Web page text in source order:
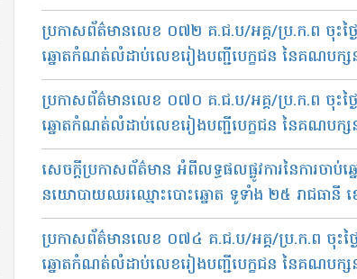
ប្រកាសព័ត៌មានលេខ ០៧២ គ.ជ.ប/អគ្គ/ប្រ.ក.ព ចុះថ្ង
ឆ្នោតកំណត់លំដាប់លេខរៀងបញ្ជីបេក្ខជន នៃគណបក្
ប្រកាសព័ត៌មានលេខ ០៧០ គ.ជ.ប/អគ្គ/ប្រ.ក.ព ចុះថ្ង
ឆ្នោតកំណត់លំដាប់លេខរៀងបញ្ជីបេក្ខជន នៃគណបក្
សេចក្តី​ប្រកាសព័ត៌មាន អំពី​លទ្ធផល​ផ្លូវ​ការ​នៃ​ការ​ច
នយោបាយ​ឈរ​ឈ្មោះ​បោះ​ឆ្នោត ទូទាំង ២៥ រាជធានី ខេ
ប្រកាសព័ត៌មានលេខ ០៧៤ គ.ជ.ប/អគ្គ/ប្រ.ក.ព ចុះថ្ង
ឆ្នោតកំណត់លំដាប់លេខរៀងបញ្ជីបេក្ខជន នៃគណបក្ស